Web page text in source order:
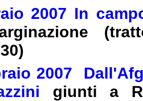
2007 In
2007
giunti a